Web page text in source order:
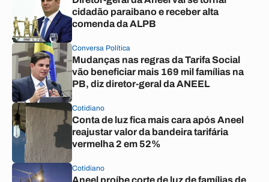
cidadão paraibano e receber alta
comenda da ALPB
Conversa Política
Mudanças nas regras da Tarifa Social
vão beneficiar mais 169 mil famílias na
PB, diz diretor-geral da ANEEL
Cotidiano
Conta de luz fica mais cara após Aneel
reajustar valor da bandeira tarifária
vermelha 2 em 52%
Cotidiano
Aneel proíbe corte de luz de famílias de